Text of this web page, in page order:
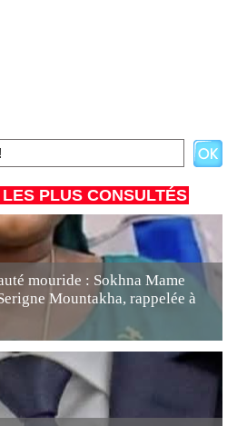
PLUS CONSULTÉS
mouride : Sokhna Mame
Mountakha, rappelée à